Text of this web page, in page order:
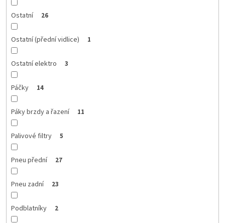
Ostatní 26
Ostatní (přední vidlice) 1
Ostatní elektro 3
Páčky 14
Páky brzdy a řazení 11
Palivové filtry 5
Pneu přední 27
Pneu zadní 23
Podblatníky 2